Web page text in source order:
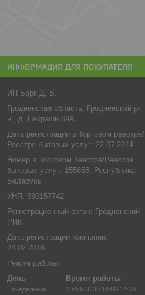
ИНФОРМАЦИЯ ДЛЯ ПОКУПАТЕЛЯ
ИП Борк Д. В.
Гродненская область, Гродненский р-
н., д. Некраши 69А
Дата регистрации в Торговом реестре/
Реестре бытовых услуг: 22.07.2014
Номер в Торговом реестре/Реестре
бытовых услуг: 155858, Республика
Беларусь
УНП: 590157742
Регистрационный орган: Гродненский
РИК
Дата регистрации компании:
24.02.2016
Режим работы:
День
Время работы
Понедельник 10:00-18:30 14:00-14:30